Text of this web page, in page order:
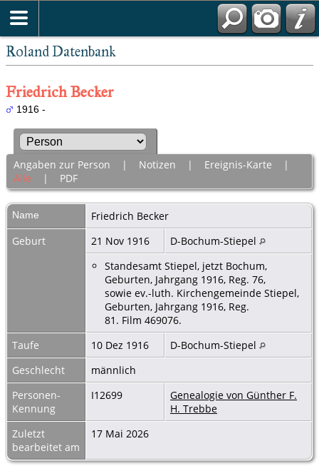
Roland Datenbank
Friedrich Becker
1916 -
Angaben zur Person | Notizen | Ereignis-Karte |
Alle | PDF
Name Friedrich Becker
Geburt
21 Nov 1916
D-Bochum-Stiepel
Standesamt Stiepel, jetzt Bochum,
Geburten, Jahrgang 1916, Reg. 76,
sowie ev.-luth. Kirchengemeinde Stiepel,
Geburten, Jahrgang 1916, Reg.
81. Film 469076.
Taufe
10 Dez 1916
D-Bochum-Stiepel
Geschlecht
männlich
Personen-
Kennung
I12699
Genealogie von Günther F.
H. Trebbe
Zuletzt
bearbeitet am
17 Mai 2026